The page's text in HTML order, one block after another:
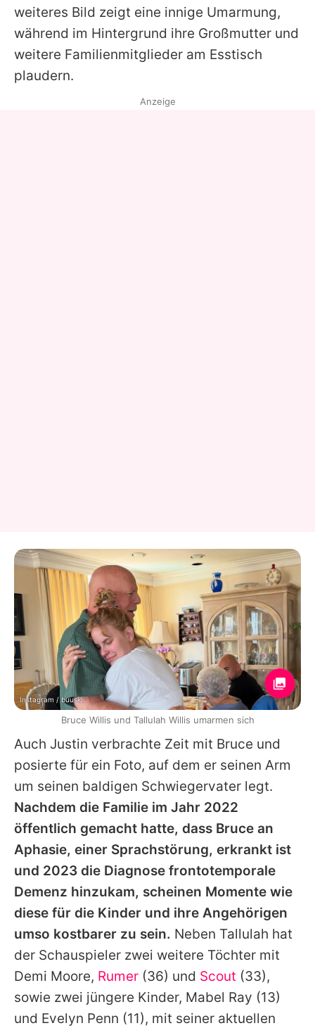
Utiq verwalten
weiteres Bild zeigt eine innige Umarmung,
während im Hintergrund ihre Großmutter und
weitere Familienmitglieder am Esstisch
plaudern.
Auch Justin verbrachte Zeit mit Bruce und
posierte für ein Foto, auf dem er seinen Arm
um seinen baldigen Schwiegervater legt.
Nachdem die Familie im Jahr 2022
öffentlich gemacht hatte, dass Bruce an
Aphasie, einer Sprachstörung, erkrankt ist
und 2023 die Diagnose frontotemporale
Demenz hinzukam, scheinen Momente wie
diese für die Kinder und ihre Angehörigen
umso kostbarer zu sein. Neben Tallulah hat
der Schauspieler zwei weitere Töchter mit
Demi Moore, Rumer (36) und Scout (33),
sowie zwei jüngere Kinder, Mabel Ray (13)
und Evelyn Penn (11), mit seiner aktuellen
Anzeige
Instagram / buuski
Bruce Willis und Tallulah Willis umarmen sich